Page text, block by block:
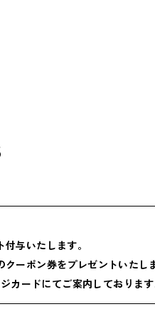
ックス
与いたします。
ーポン券をプレゼントいたし
カードにてご案内しております